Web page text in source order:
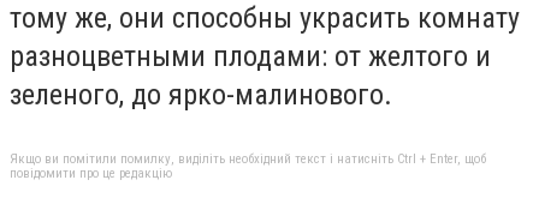
тому же, они способны украсить комнату
разноцветными плодами: от желтого и
зеленого, до ярко-малинового.
Якщо ви помітили помилку, виділіть необхідний текст і натисніть Ctrl + Enter, щоб
повідомити про це редакцію